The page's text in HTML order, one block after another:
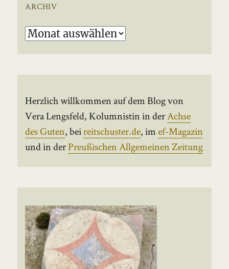
ARCHIV
Archiv
Herzlich willkommen auf dem Blog von
Vera Lengsfeld, Kolumnistin in derAchse
des Guten, beireitschuster.de, imef-Magazin
und in derPreußischen Allgemeinen Zeitung